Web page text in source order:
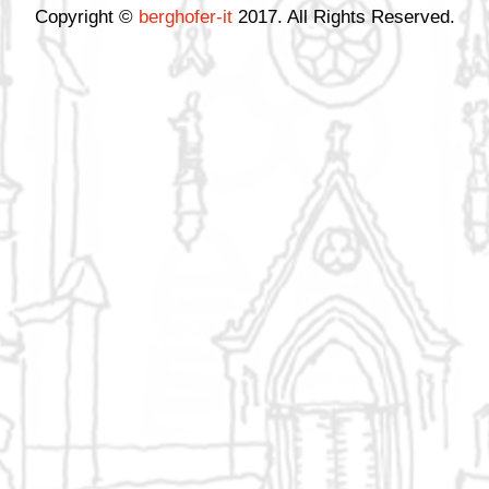
Copyright © berghofer-it2017. All Rights Reserved.